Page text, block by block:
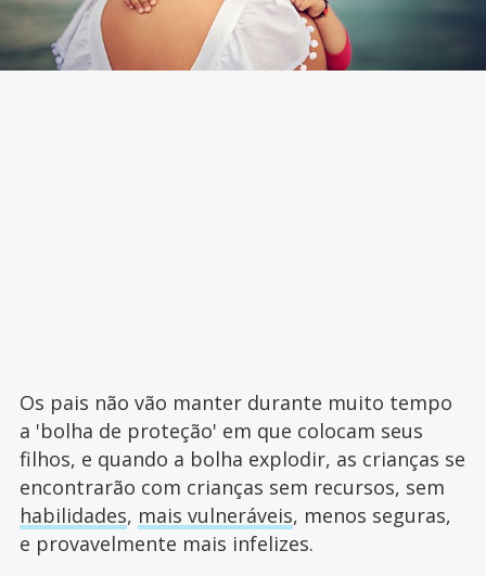
Os pais não vão manter durante muito tempo
a 'bolha de proteção' em que colocam seus
filhos, e quando a bolha explodir, as crianças se
encontrarão com crianças sem recursos, sem
habilidades, mais vulneráveis, menos seguras,
e provavelmente mais infelizes.